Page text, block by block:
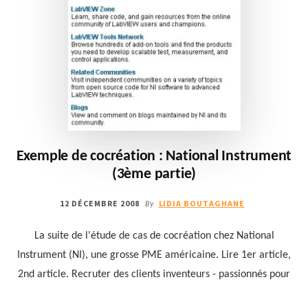
Exemple de cocréation : National Instrument
(3ème partie)
12 DÉCEMBRE 2008 By LIDIA BOUTAGHANE
La suite de l'étude de cas de cocréation chez National
Instrument (NI), une grosse PME américaine. Lire 1er article,
2nd article. Recruter des clients inventeurs - passionnés pour